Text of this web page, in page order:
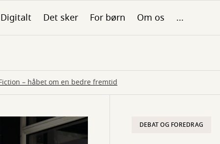
Digitalt Det sker For børn Om os ...
– håbet om en bedre fremtid
DEBAT OG FOREDRAG